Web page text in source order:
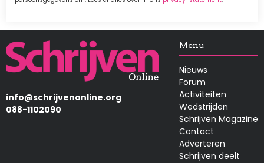
Afbeelding
info@schrijvenonline.org
088-1102090
Menu
Nieuws
Forum
Activiteiten
Wedstrijden
Schrijven Magazine
Contact
Adverteren
Schrijven deelt